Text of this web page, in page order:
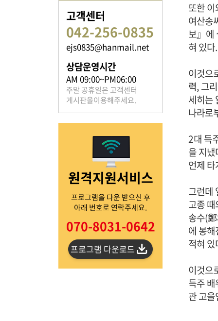
은진송씨의 족보를 확인하실 수 있습니다.
열린마당
은진송씨의 전달 사항을
고객센터
042-256-0835
ejs0835@hanmail.net
상담운영시간
AM 09:00~PM06:00
주말 공휴일은 고객센터
게시판을이용해주세요.
원격지원서비스
프로그램을 다운 받으신 후
아래 번호로 연락주세요.
070-8031-0642
프로그램 다운로드
또한
여산송
보』에
혀 있다.
이것으
력, 그
세히는
나라로
2대 득
을 지
언제
그런데
고종
송수(
에 봉
적혀 있
이것으
득주
관 고